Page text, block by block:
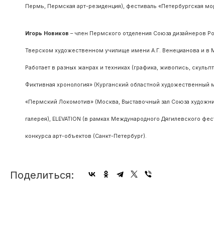
Пермь, Пермская арт-резиденция), фестиваль «Петербургская
Игорь Новиков – член Пермского отделения Союза дизайнеров
Тверском художественном училище имени А.Г. Венецианова и в
Работает в разных жанрах и техниках (графика, живопись,
Фиктивная хронология» (Курганский областной художественный
«Пермский Локомотив» (Москва, Выставочный зал Союза
галерея), ELEVATION (в рамках Международного Дягилевского
конкурса арт-объектов (Санкт-Петербург).
Поделиться: